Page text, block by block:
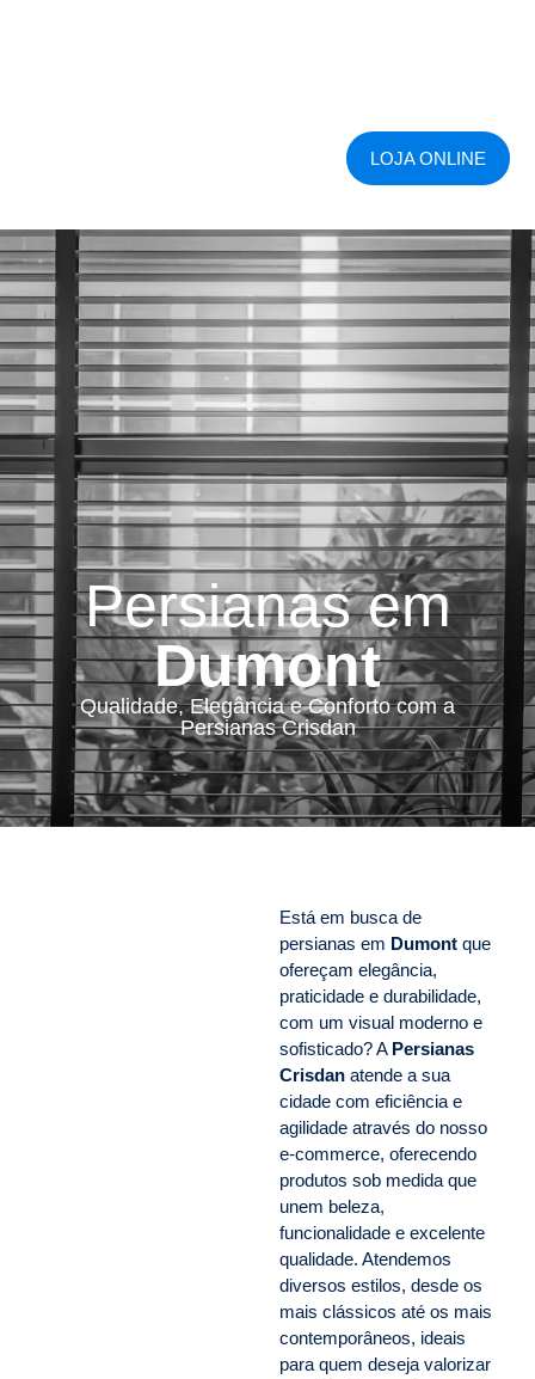
LOJA ONLINE
Persianas em
Dumont
Qualidade, Elegância e Conforto com a
Persianas Crisdan
Está em busca de
persianas em Dumont que
ofereçam elegância,
praticidade e durabilidade,
com um visual moderno e
sofisticado? A Persianas
Crisdan atende a sua
cidade com eficiência e
agilidade através do nosso
e-commerce, oferecendo
produtos sob medida que
unem beleza,
funcionalidade e excelente
qualidade. Atendemos
diversos estilos, desde os
mais clássicos até os mais
contemporâneos, ideais
para quem deseja valorizar